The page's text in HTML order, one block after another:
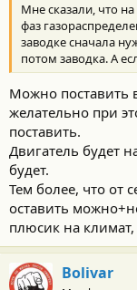
Мне сказали, что
фаз
заводке сначала
потом заводка. А
Можно поставить
желательно при
поставить.
Двигатель будет
будет.
Тем более, что от
оставить
плюсик на климат,
Bolivar